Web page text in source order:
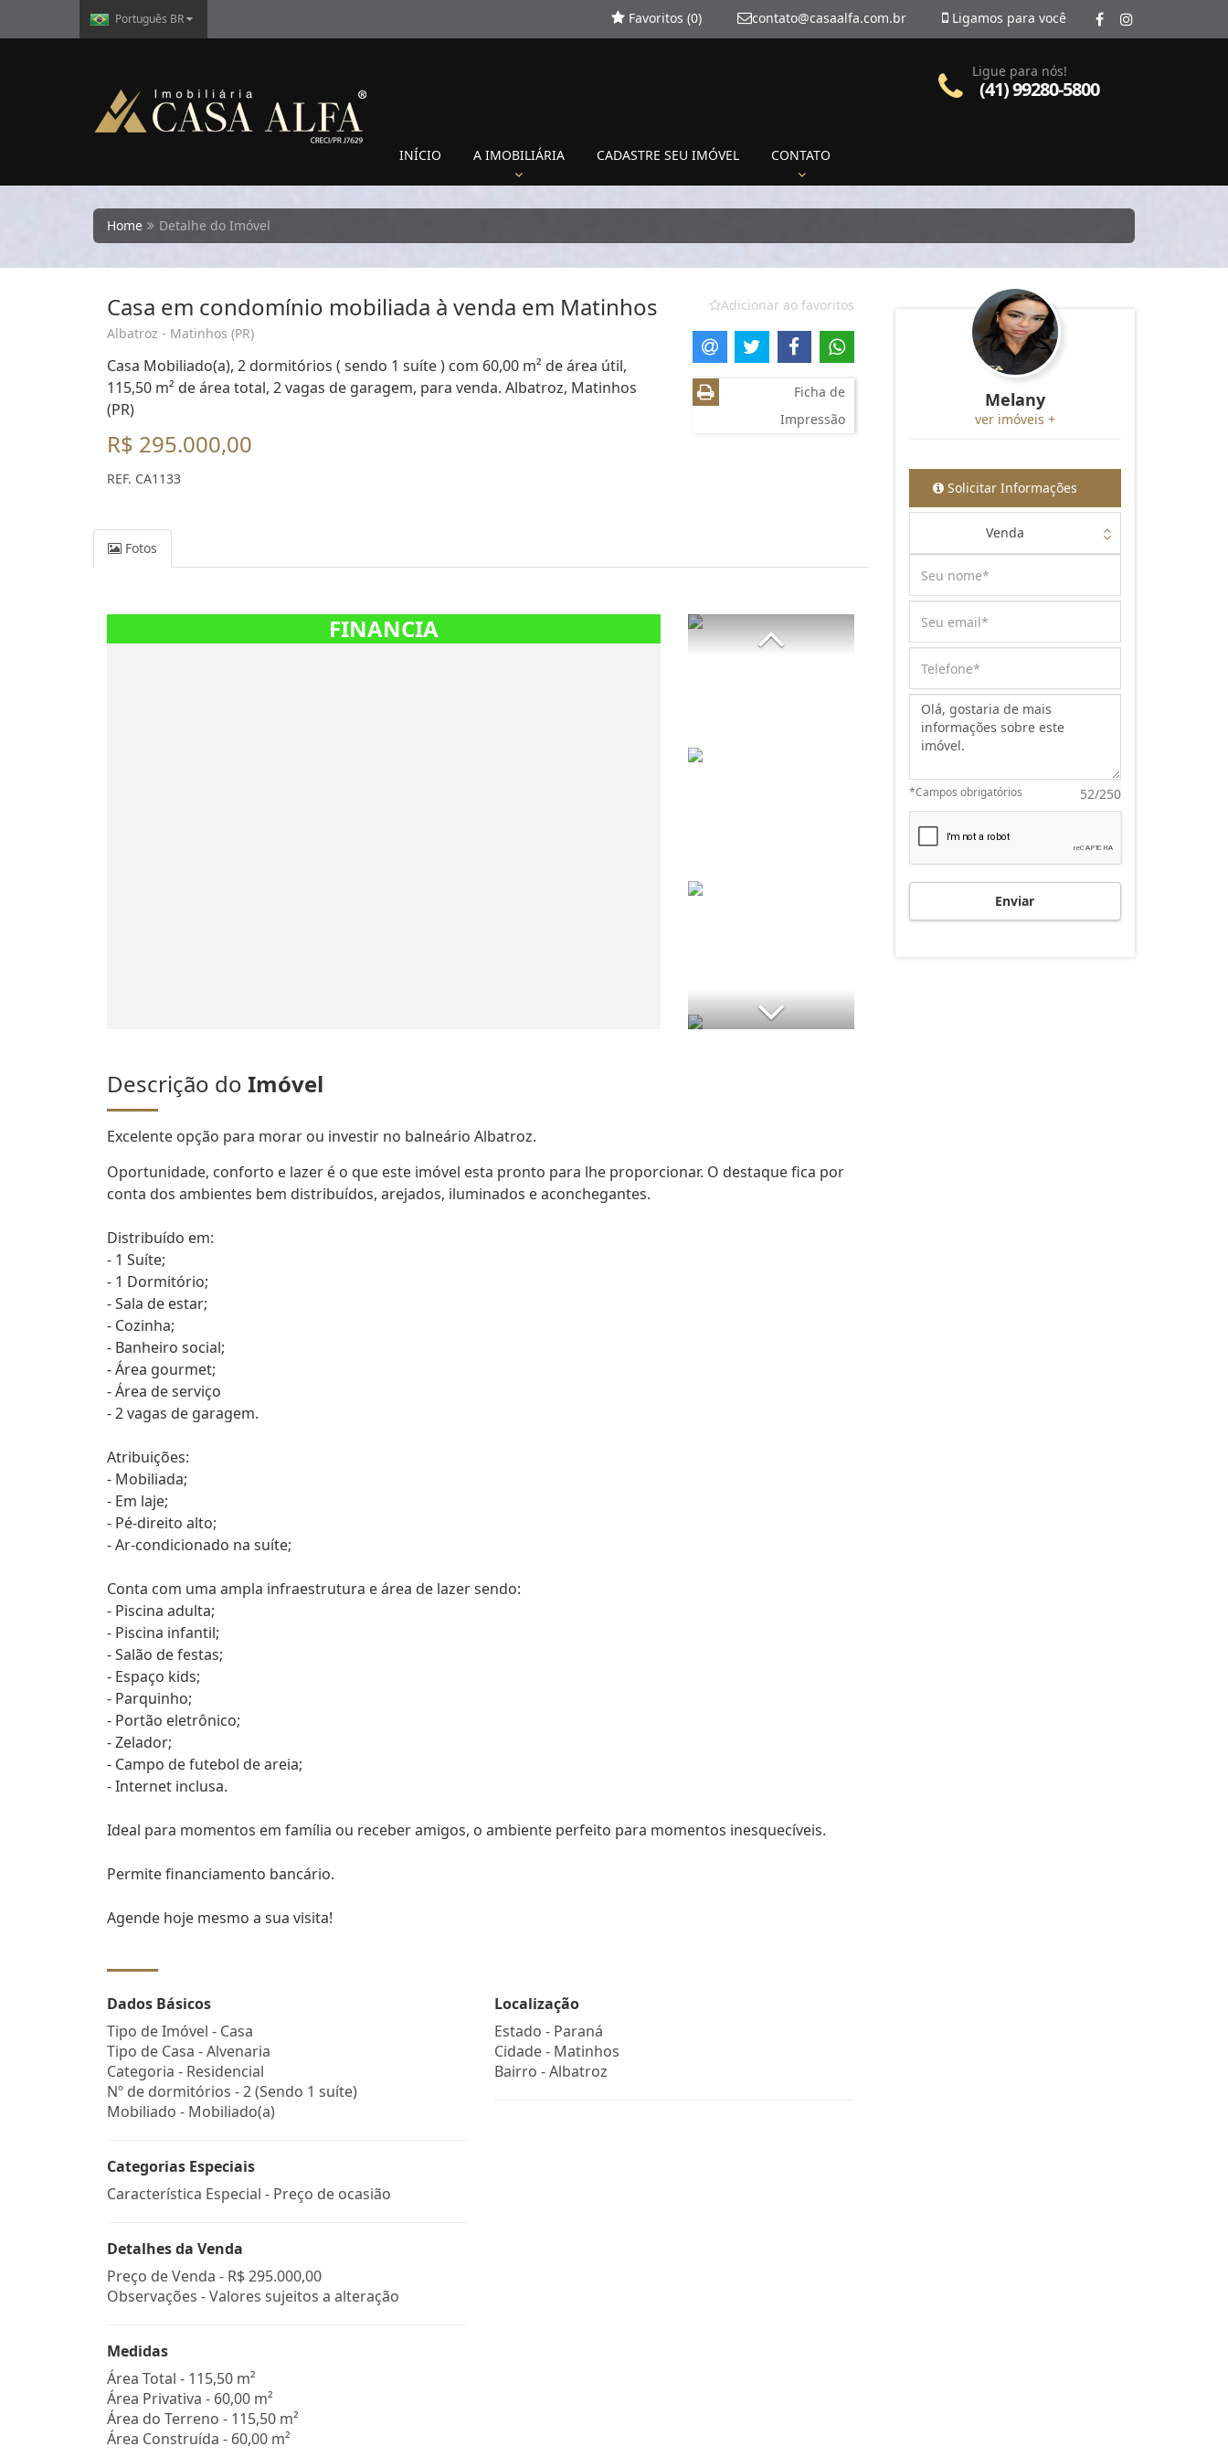
Português BR Ligamos para você
contato@casaalfa.com.br
Favoritos (0)
INÍCIO A IMOBILIÁRIA CADASTRE SEU IMÓVEL CONTATO
Ligue para nós!
(41) 99280-5800
Home Detalhe do Imóvel
Casa em condomínio mobiliada à venda em Matinhos
Albatroz - Matinhos (PR)
Casa Mobiliado(a), 2 dormitórios ( sendo 1 suíte ) com 60,00 m² de área útil,
115,50 m² de área total, 2 vagas de garagem, para venda. Albatroz, Matinhos
(PR)
R$ 295.000,00
REF. CA1133
Adicionar ao favoritos
Ficha de
Impressão
Fotos
Descrição do Imóvel
Excelente opção para morar ou investir no balneário Albatroz.
Oportunidade, conforto e lazer é o que este imóvel esta pronto para lhe proporcionar. O destaque fica por
conta dos ambientes bem distribuídos, arejados, iluminados e aconchegantes.
Distribuído em:
- 1 Suíte;
- 1 Dormitório;
- Sala de estar;
- Cozinha;
- Banheiro social;
- Área gourmet;
- Área de serviço
- 2 vagas de garagem.
Atribuições:
- Mobiliada;
- Em laje;
- Pé-direito alto;
- Ar-condicionado na suíte;
Conta com uma ampla infraestrutura e área de lazer sendo:
- Piscina adulta;
- Piscina infantil;
- Salão de festas;
- Espaço kids;
- Parquinho;
- Portão eletrônico;
- Zelador;
- Campo de futebol de areia;
- Internet inclusa.
Ideal para momentos em família ou receber amigos, o ambiente perfeito para momentos inesquecíveis.
Permite financiamento bancário.
Agende hoje mesmo a sua visita!
Dados Básicos
Tipo de Imóvel - Casa
Tipo de Casa - Alvenaria
Categoria - Residencial
Nº de dormitórios - 2 (Sendo 1 suíte)
Mobiliado - Mobiliado(a)
Categorias Especiais
Característica Especial - Preço de ocasião
Detalhes da Venda
Preço de Venda - R$ 295.000,00
Observações - Valores sujeitos a alteração
Medidas
Área Total - 115,50 m²
Área Privativa - 60,00 m²
Área do Terreno - 115,50 m²
Área Construída - 60,00 m²
Localização
Estado - Paraná
Cidade - Matinhos
Bairro -Albatroz
Melany
ver imóveis +
Solicitar Informações
Venda
Mensagem:
52/250
*Campos obrigatórios
Enviar